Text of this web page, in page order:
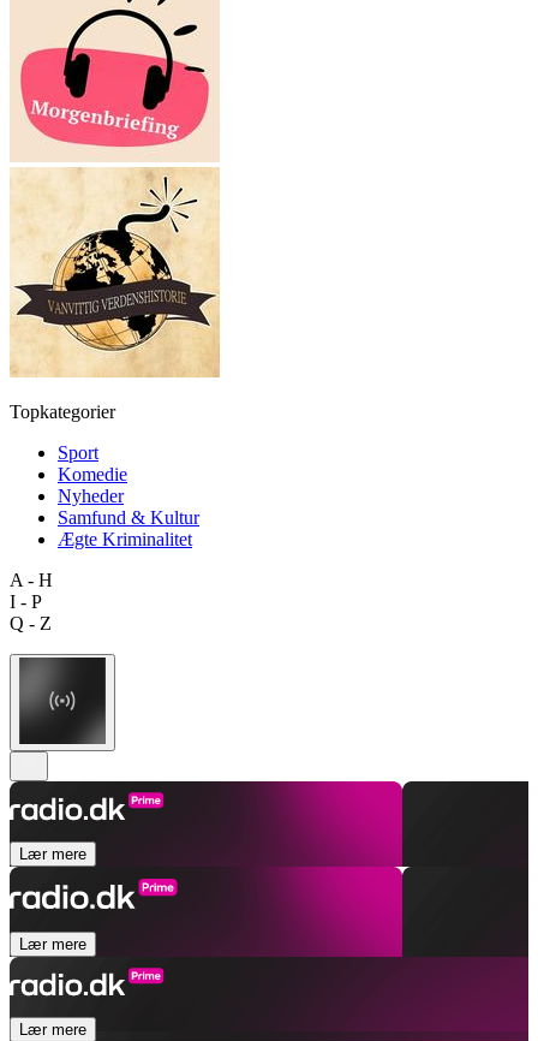
Topkategorier
Sport
Komedie
Nyheder
Samfund & Kultur
Ægte Kriminalitet
A - H
I - P
Q - Z
Lær mere
Lær mere
Lær mere